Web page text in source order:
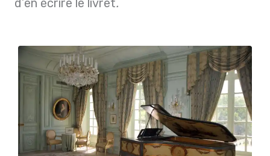
d’en écrire le livret.